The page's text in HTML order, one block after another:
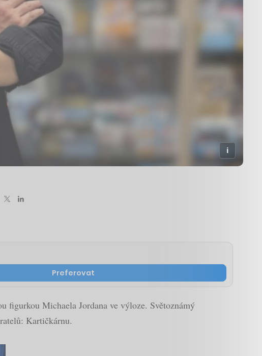
Preferovat
figurkou Michaela Jordana ve výloze. Světoznámý
Kartičkárnu.